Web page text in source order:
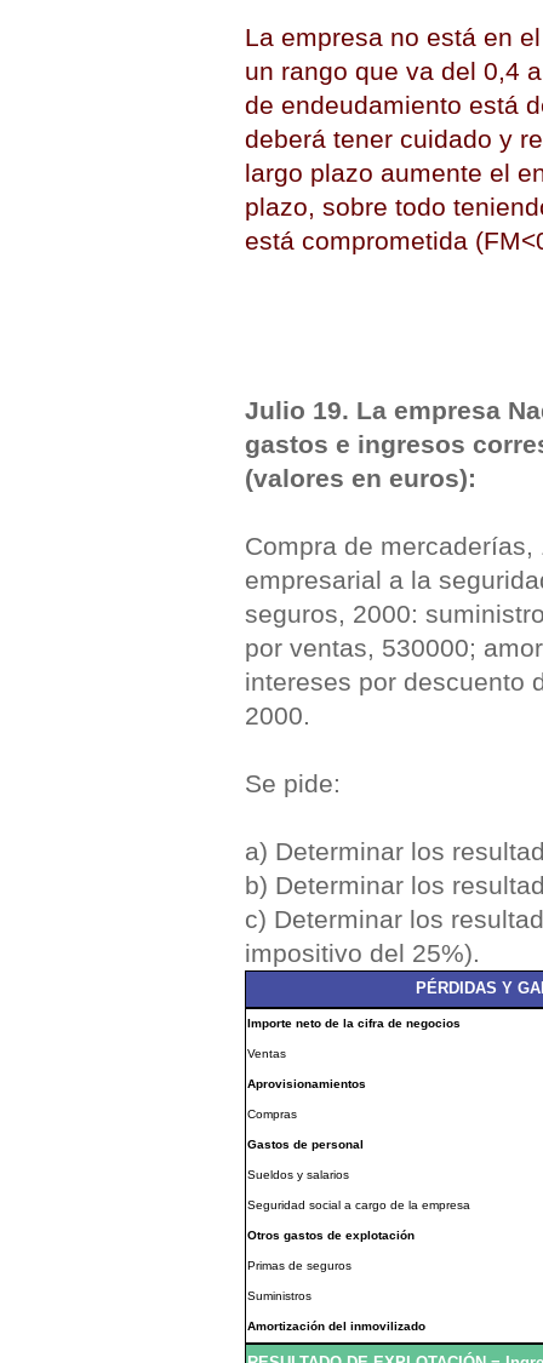
La empresa no está en
un rango que va del 0,4
de endeudamiento está
deberá tener cuidado y
largo plazo aumente el
plazo, sobre todo
está comprometida
Julio 19. La empresa
gastos e ingresos
(valores en euros):
Compra de
empresarial a la
seguros, 2000:
por ventas, 530000;
intereses por descuento
2000.
Se pide:
a) Determinar los
b) Determinar los
c) Determinar los
impositivo del 25%).
PÉRDIDAS Y
Importe neto de la cifra de negocios
Ventas
Aprovisionamientos
Compras
Gastos de personal
Sueldos y salarios
Seguridad social a cargo de la empresa
Otros gastos de explotación
Primas de seguros
Suministros
Amortización del inmovilizado